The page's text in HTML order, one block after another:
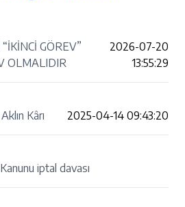
GÖREV”
OLMALIDIR
2026-07-20
13:55:29
Kârı 2025-04-14 09:43:20
iptal davası